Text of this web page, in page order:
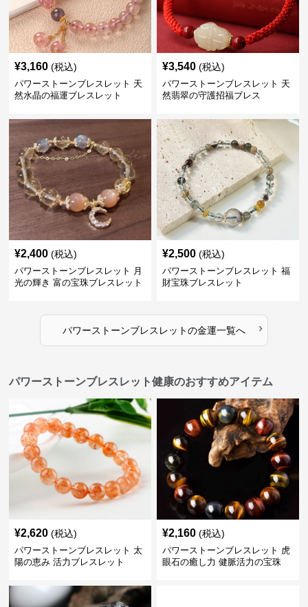
¥3,160 (税込)
パワーストーンブレスレット 天
然水晶の福運ブレスレット
¥3,540 (税込)
パワーストーンブレスレット 天
然翡翠の守護招福ブレス
¥2,400 (税込)
パワーストーンブレスレット 月
光の輝き 富の宝珠ブレスレット
¥2,500 (税込)
パワーストーンブレスレット 福
財宝珠ブレスレット
パワーストーンブレスレットの金運一覧へ ›
パワーストーンブレスレット健康のおすすめアイテム
¥2,620 (税込)
パワーストーンブレスレット 太
陽の恵み 活力ブレスレット
¥2,160 (税込)
パワーストーンブレスレット 虎
眼石の癒し力 健脈活力の宝珠